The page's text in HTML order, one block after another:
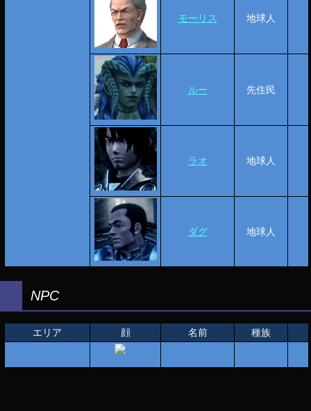
モーリス 地球人
ルー 先住民
ラオ 地球人
ダグ 地球人
NPC
エリア 顔 名前 種族